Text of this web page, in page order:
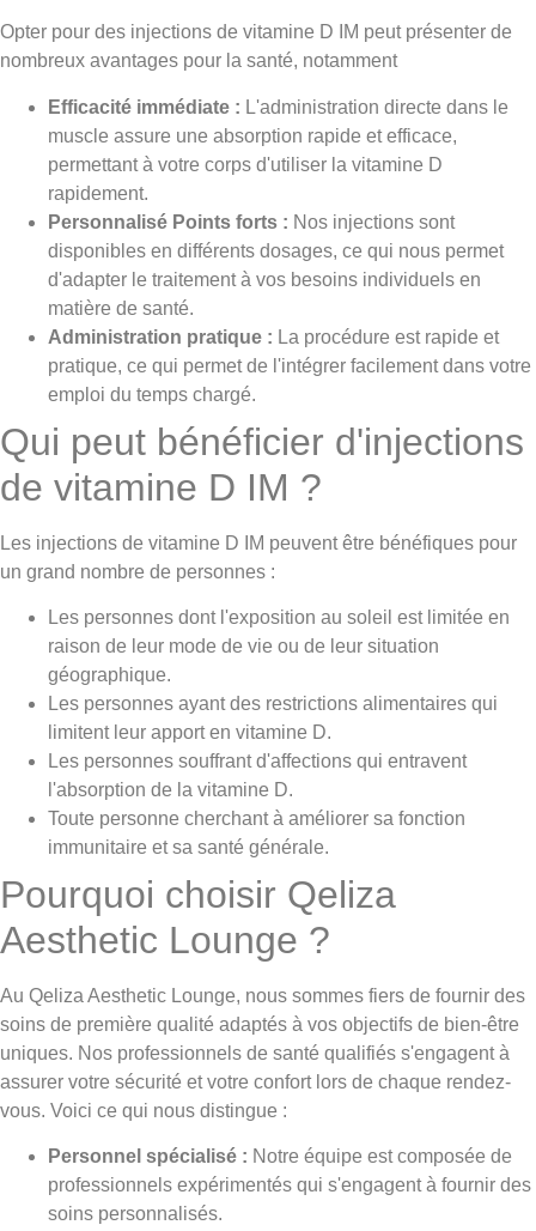
Opter pour des injections de vitamine D IM peut présenter de
nombreux avantages pour la santé, notamment
Efficacité immédiate : L'administration directe dans le
muscle assure une absorption rapide et efficace,
permettant à votre corps d'utiliser la vitamine D
rapidement.
Personnalisé Points forts : Nos injections sont
disponibles en différents dosages, ce qui nous permet
d'adapter le traitement à vos besoins individuels en
matière de santé.
Administration pratique : La procédure est rapide et
pratique, ce qui permet de l'intégrer facilement dans votre
emploi du temps chargé.
Qui peut bénéficier d'injections
de vitamine D IM ?
Les injections de vitamine D IM peuvent être bénéfiques pour
un grand nombre de personnes :
Les personnes dont l'exposition au soleil est limitée en
raison de leur mode de vie ou de leur situation
géographique.
Les personnes ayant des restrictions alimentaires qui
limitent leur apport en vitamine D.
Les personnes souffrant d'affections qui entravent
l'absorption de la vitamine D.
Toute personne cherchant à améliorer sa fonction
immunitaire et sa santé générale.
Pourquoi choisir Qeliza
Aesthetic Lounge ?
Au Qeliza Aesthetic Lounge, nous sommes fiers de fournir des
soins de première qualité adaptés à vos objectifs de bien-être
uniques. Nos professionnels de santé qualifiés s'engagent à
assurer votre sécurité et votre confort lors de chaque rendez-
vous. Voici ce qui nous distingue :
Personnel spécialisé : Notre équipe est composée de
professionnels expérimentés qui s'engagent à fournir des
soins personnalisés.